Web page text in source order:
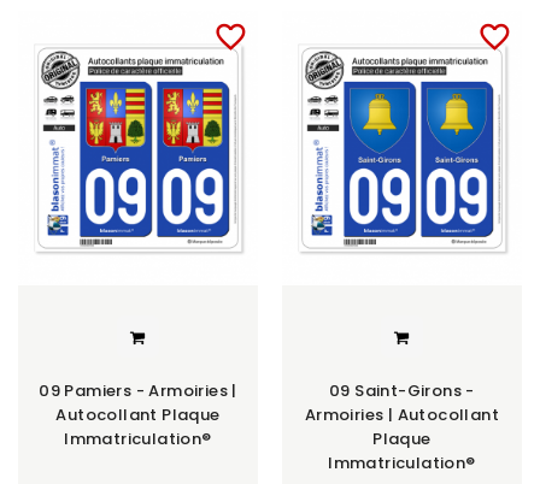
favorite_border
09 Pamiers - Armoiries |
Autocollant Plaque
Immatriculation®
favorite_border
09 Saint-Girons -
Armoiries | Autocollant
Plaque
Immatriculation®